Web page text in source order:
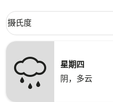
Weather unit option 摄氏度
摄氏度
keyboard_arrow_down
星期四
阴，多云